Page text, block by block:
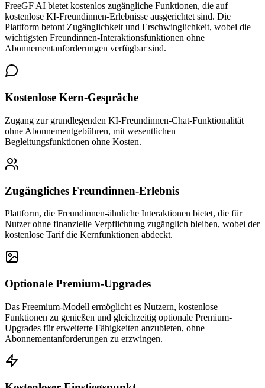
FreeGF AI bietet kostenlos zugängliche Funktionen, die auf
kostenlose KI-Freundinnen-Erlebnisse ausgerichtet sind. Die
Plattform betont Zugänglichkeit und Erschwinglichkeit, wobei die
wichtigsten Freundinnen-Interaktionsfunktionen ohne
Abonnementanforderungen verfügbar sind.
Kostenlose Kern-Gespräche
Zugang zur grundlegenden KI-Freundinnen-Chat-Funktionalität
ohne Abonnementgebühren, mit wesentlichen
Begleitungsfunktionen ohne Kosten.
Zugängliches Freundinnen-Erlebnis
Plattform, die Freundinnen-ähnliche Interaktionen bietet, die für
Nutzer ohne finanzielle Verpflichtung zugänglich bleiben, wobei der
kostenlose Tarif die Kernfunktionen abdeckt.
Optionale Premium-Upgrades
Das Freemium-Modell ermöglicht es Nutzern, kostenlose
Funktionen zu genießen und gleichzeitig optionale Premium-
Upgrades für erweiterte Fähigkeiten anzubieten, ohne
Abonnementanforderungen zu erzwingen.